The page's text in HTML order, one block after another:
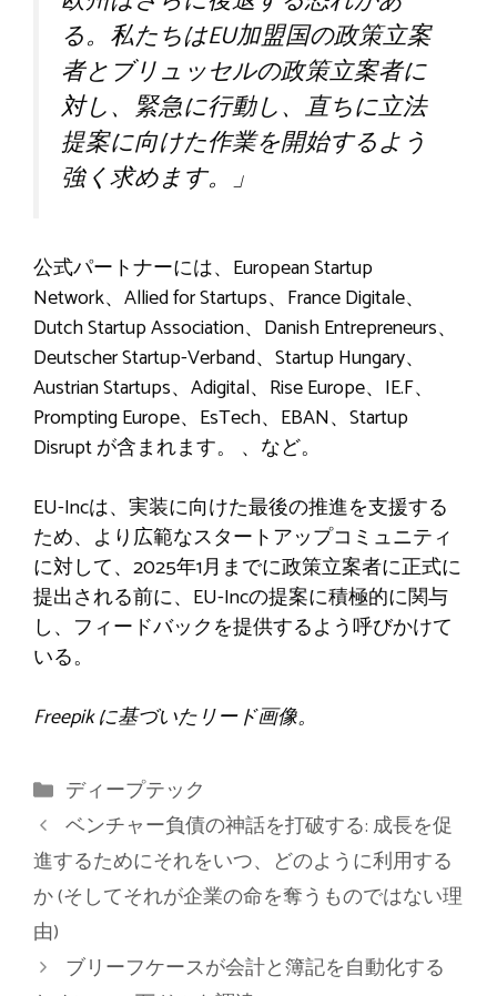
る。私たちはEU加盟国の政策立案
者とブリュッセルの政策立案者に
対し、緊急に行動し、直ちに立法
提案に向けた作業を開始するよう
強く求めます。」
公式パートナーには、European Startup
Network、Allied for Startups、France Digitale、
Dutch Startup Association、Danish Entrepreneurs、
Deutscher Startup-Verband、Startup Hungary、
Austrian Startups、Adigital、Rise Europe、IE.F、
Prompting Europe、EsTech、EBAN、Startup
Disrupt が含まれます。 、など。
EU-Incは、実装に向けた最後の推進を支援する
ため、より広範なスタートアップコミュニティ
に対して、2025年1月までに政策立案者に正式に
提出される前に、EU-Incの提案に積極的に関与
し、フィードバックを提供するよう呼びかけて
いる。
Freepik に基づいたリード画像。
カ
テ
ゴ
リ
ー
ディープテック
ベンチャー負債の神話を打破する: 成長を促
進するためにそれをいつ、どのように利用する
か (そしてそれが企業の命を奪うものではない理
由)
ブリーフケースが会計と簿記を自動化する